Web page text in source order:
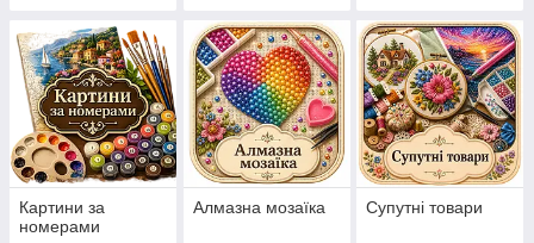
канву схемі
Картини за
номерами
Алмазна мозаїка Супутні товари